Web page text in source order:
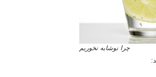
چرا نوشابه نخوریم